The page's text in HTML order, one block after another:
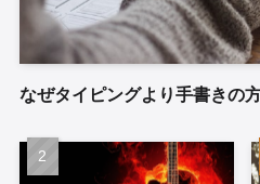
なぜタイピングより手書きの